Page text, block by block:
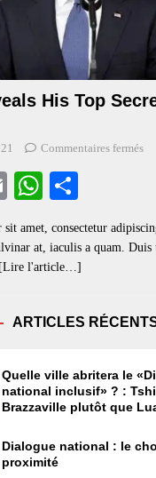
His Top
Commentaires fermés
E
m
ail
W
ts
A
re
amet, consectetur
at, iaculis a quam.
[Lire l'article…]
ARTICLES
Quelle ville abritera le
national inclusif» ? :
Brazzaville plutôt que
Dialogue national : le
proximité